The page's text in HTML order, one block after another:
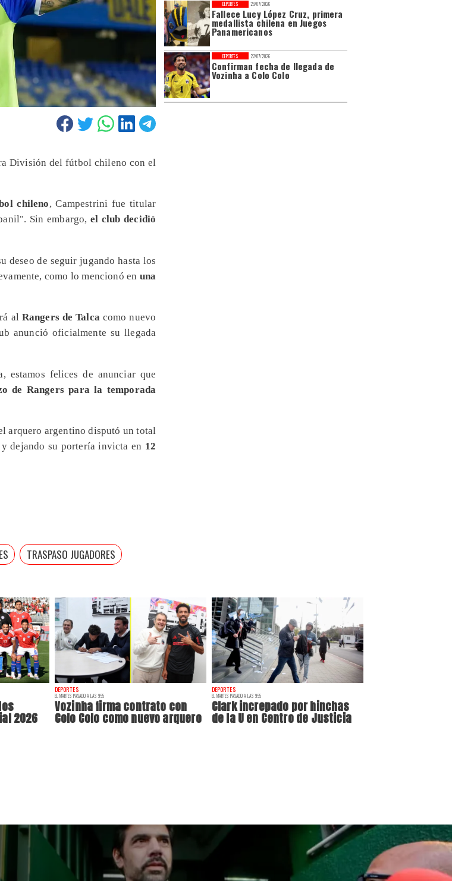
2026
DEPORTES
EL MARTES PASADO A LAS 9:55
Vozinha firma contrato con
Colo Colo como nuevo arquero
DEPORTES
EL MARTES PASADO A LAS 9:55
Clark increpado por hinchas
de la U en Centro de Justicia
28/07/2026
Fallece Lucy López Cruz, primera
medallista chilena en Juegos
Panamericanos
DEPORTES
27/07/2026
Confirman fecha de llegada de
Vozinha a Colo Colo
DEPORTES
División del fútbol chileno con el
chileno, Campestrini fue titular
Sin embargo, el club decidió
deseo de seguir jugando hasta los
como lo mencionó en una
al Rangers de Talcacomo nuevo
anunció oficialmente su llegada
estamos felices de anunciar que
de Rangers para la temporada
arquero argentino disputó un total
y dejando su portería invicta en 12
TRASPASO JUGADORES